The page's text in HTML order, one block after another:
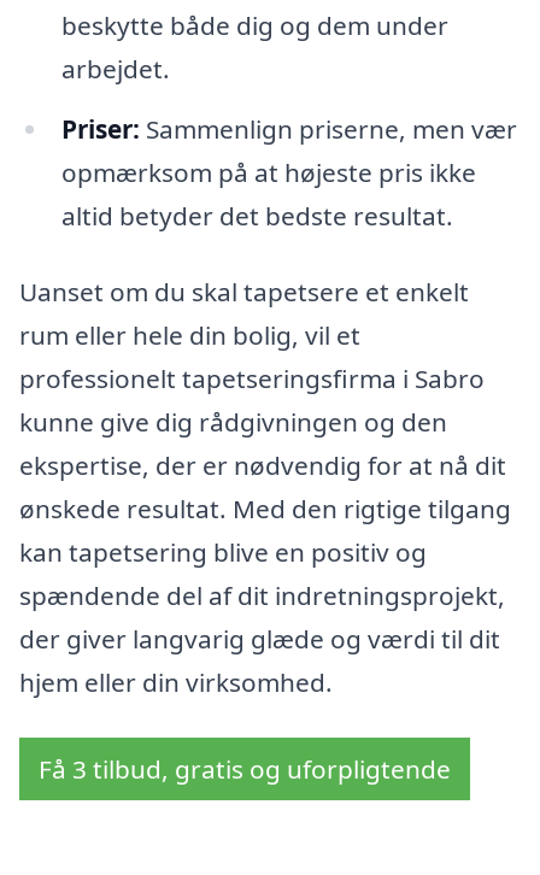
beskytte både dig og dem under
arbejdet.
Priser: Sammenlign priserne, men vær
opmærksom på at højeste pris ikke
altid betyder det bedste resultat.
Uanset om du skal tapetsere et enkelt
rum eller hele din bolig, vil et
professionelt tapetseringsfirma i Sabro
kunne give dig rådgivningen og den
ekspertise, der er nødvendig for at nå dit
ønskede resultat. Med den rigtige tilgang
kan tapetsering blive en positiv og
spændende del af dit indretningsprojekt,
der giver langvarig glæde og værdi til dit
hjem eller din virksomhed.
Få 3 tilbud, gratis og uforpligtende